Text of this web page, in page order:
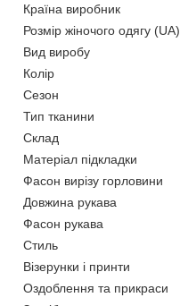
Країна виробник
Розмір жіночого одягу (UA)
Вид виробу
Колір
Сезон
Тип тканини
Склад
Матеріал підкладки
Фасон вирізу горловини
Довжина рукава
Фасон рукава
Стиль
Візерунки і принти
Оздоблення та прикраси